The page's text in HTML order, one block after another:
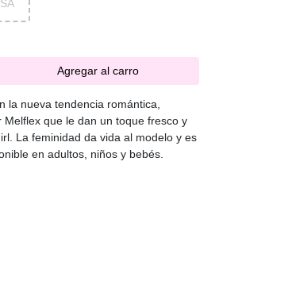
Agregar al carro
la nueva tendencia romántica,
que le dan un toque fresco y
La feminidad da vida al modelo y es
en adultos, niños y bebés.